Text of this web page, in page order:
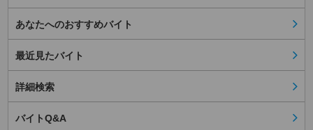
あなたへのおすすめバイト
最近見たバイト
詳細検索
バイトQ&A